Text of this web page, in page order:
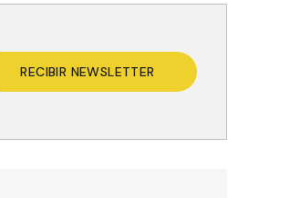
RECIBIR NEWSLETTER